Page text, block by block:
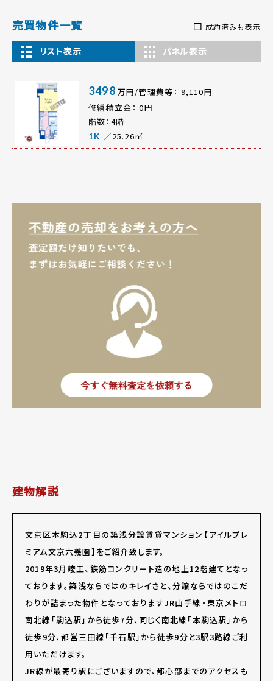
売買物件一覧 成約済みも表示
リスト表示 パネル表示
3498 万円/管理費等： 9,110円
修繕積立金： 0円
階数：4階
1K ／25.26㎡
建物解説
文京区本駒込2丁目の築浅分譲賃貸マンション【アイルプレ
ミアム文京六義園】をご紹介致します。
2019年3月竣工、鉄筋コンクリート造の地上12階建てとなっ
ております。築浅ならではのキレイさと、分譲ならではのこだ
わりが詰まった物件となっておりますJR山手線・東京メトロ
南北線「駒込駅」から徒歩7分、同じく南北線「本駒込駅」から
徒歩9分、都営三田線「千石駅」から徒歩9分と3駅3路線ご利
用いただけます。
JR線が最寄り駅にございますので、都心部までのアクセスも